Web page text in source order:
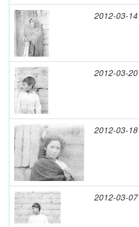
2012-03-14
2012-03-20
2012-03-18
2012-03-07